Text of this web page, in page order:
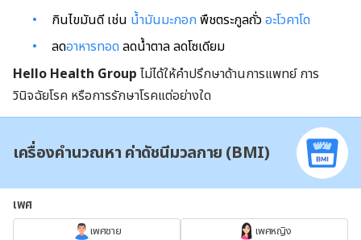
กินไขมันดี เช่น น้ำมันมะกอก พืชตระกูลถั่วอะโวคาโด
ลดอาหารทอด ลดน้ำตาล ลดโซเดียม
Hello Health Group ไม่ได้ให้คำปรึกษาด้านการแพทย์ การ
วินิจฉัยโรค หรือการรักษาโรคแต่อย่างใด
เครื่องคำนวณหา ค่าดัชนีมวลกาย (BMI)
เพศ
เพศชาย เพศหญิง